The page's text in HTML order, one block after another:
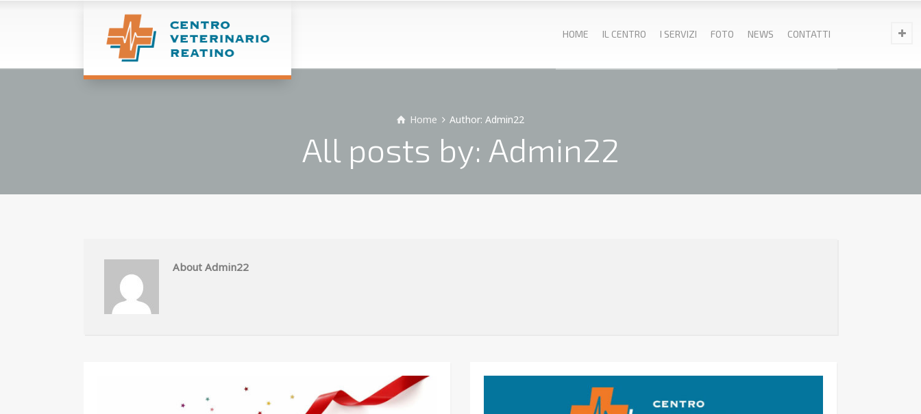
HOME IL CENTRO I SERVIZI FOTO NEWS CONTATTI
Home Author: Admin22
All posts by: Admin22
About Admin22